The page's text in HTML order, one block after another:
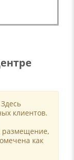
клиентов.
размещение,
как